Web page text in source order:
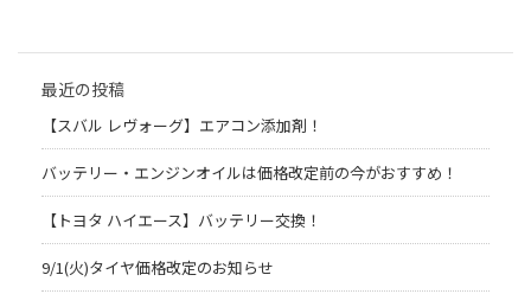
最近の投稿
【スバル レヴォーグ】エアコン添加剤！
バッテリー・エンジンオイルは価格改定前の今がおすすめ！
【トヨタ ハイエース】バッテリー交換！
9/1(火)タイヤ価格改定のお知らせ